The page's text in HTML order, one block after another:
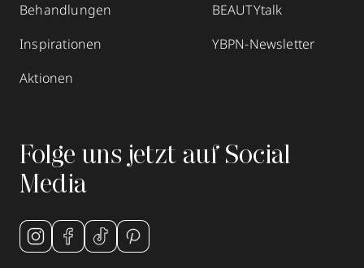
Behandlungen
Inspirationen
Aktionen
BEAUTYtalk
YBPN-Newsletter
Folge uns jetzt auf Social
Media